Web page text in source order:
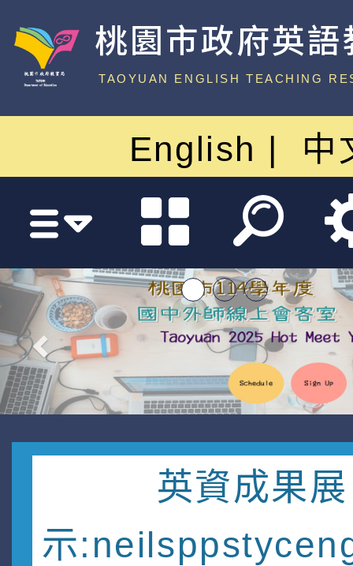
桃園市政府英
中心
TAOYUAN ENGLISH TEACHING
English 中
英資成果展
示